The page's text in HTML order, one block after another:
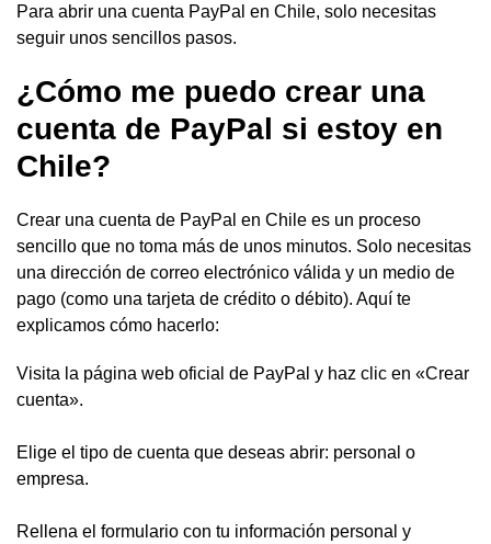
Para abrir una cuenta PayPal en Chile, solo necesitas
seguir unos sencillos pasos.
¿Cómo me puedo crear una
cuenta de PayPal si estoy en
Chile?
Crear una cuenta de PayPal en Chile es un proceso
sencillo que no toma más de unos minutos. Solo necesitas
una dirección de correo electrónico válida y un medio de
pago (como una tarjeta de crédito o débito). Aquí te
explicamos cómo hacerlo:
Visita la página web oficial de PayPal y haz clic en «Crear
cuenta».
Elige el tipo de cuenta que deseas abrir: personal o
empresa.
Rellena el formulario con tu información personal y